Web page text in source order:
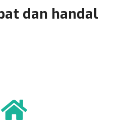
dan handal